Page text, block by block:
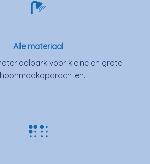
Alle materiaal
voor kleine en grote